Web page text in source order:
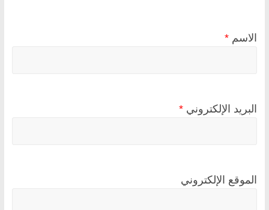
الاسم *
البريد الإلكتروني *
الموقع الإلكتروني